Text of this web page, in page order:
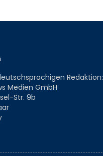
Redaktion:
Medien GmbH
Str. 9b